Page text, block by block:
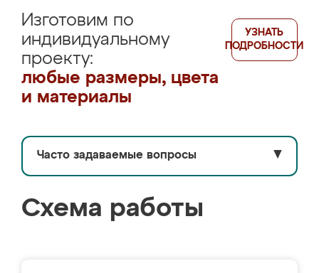
Изготовим по
индивидуальному
проекту:
любые размеры, цвета
и материалы
УЗНАТЬ
ПОДРОБНОСТИ
Часто задаваемые вопросы ▼
Схема работы